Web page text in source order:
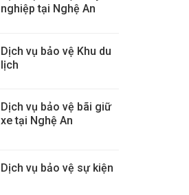
nghiệp tại Nghệ An
Dịch vụ bảo vệ Khu du
lịch
Dịch vụ bảo vệ bãi giữ
xe tại Nghệ An
Dịch vụ bảo vệ sự kiện